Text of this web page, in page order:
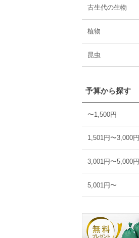
古生代の生物
植物
昆虫
予算から探す
〜1,500円
1,501円〜3,000円
3,001円〜5,000円
5,001円〜